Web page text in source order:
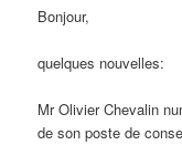
Bonjour,
quelques nouvelles:
Mr Olivier Chevalin
de son poste de